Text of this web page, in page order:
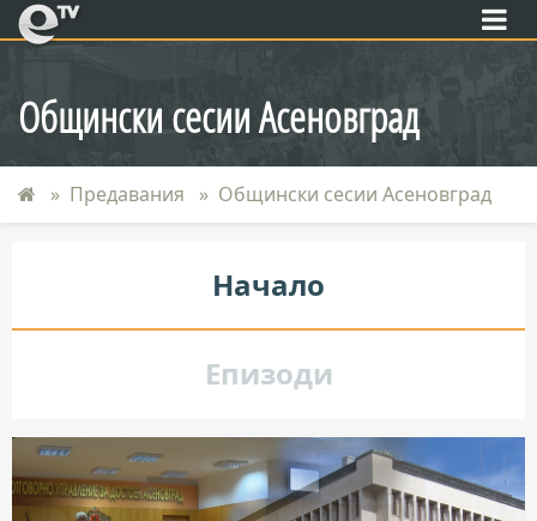
eTV
Общински сесии Асеновград
Предавания Общински сесии Асеновград
Начало
Епизоди